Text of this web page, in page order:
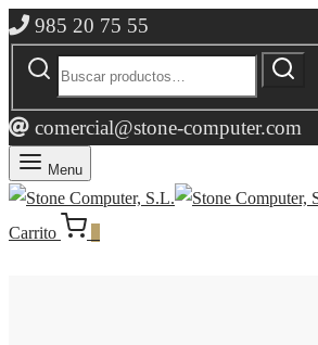
985 20 75 55
Buscar
Buscar
comercial@stone-computer.com
Menu
Carrito